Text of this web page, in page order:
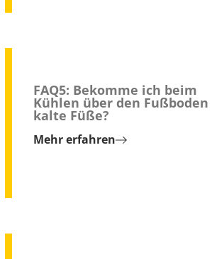
FAQ5: Bekomme ich beim
Kühlen über den Fußboden
kalte Füße?
Mehr erfahren